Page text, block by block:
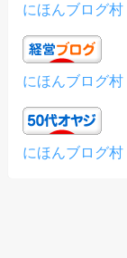
にほんブログ村
にほんブログ村
にほんブログ村